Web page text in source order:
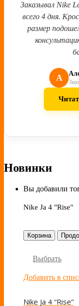
Заказывал Nike
всего 4 дня.
размер
А
Новинки
Вы добавили
Nike Ja 4 "Rise"
Корзина
Выбрать
Добавить в
Nike Ja 4 “Rise”